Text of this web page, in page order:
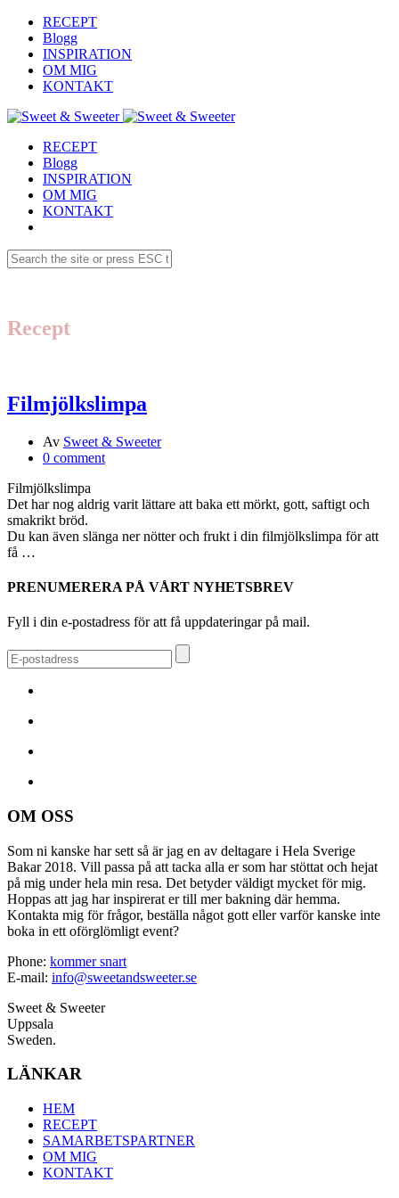
RECEPT
Blogg
INSPIRATION
OM MIG
KONTAKT
RECEPT
Blogg
INSPIRATION
OM MIG
KONTAKT
Recept
Filmjölkslimpa
Av Sweet & Sweeter
0 comment
Filmjölkslimpa
Det har nog aldrig varit lättare att baka ett mörkt, gott, saftigt och
smakrikt bröd.
Du kan även slänga ner nötter och frukt i din filmjölkslimpa för att
få …
PRENUMERERA PÅ VÅRT NYHETSBREV
Fyll i din e-postadress för att få uppdateringar på mail.
OM OSS
Som ni kanske har sett så är jag en av deltagare i Hela Sverige
Bakar 2018. Vill passa på att tacka alla er som har stöttat och hejat
på mig under hela min resa. Det betyder väldigt mycket för mig.
Hoppas att jag har inspirerat er till mer bakning där hemma.
Kontakta mig för frågor, beställa något gott eller varför kanske inte
boka in ett oförglömligt event?
Phone: kommer snart
E-mail: info@sweetandsweeter.se
Sweet & Sweeter
Uppsala
Sweden.
LÄNKAR
HEM
RECEPT
SAMARBETSPARTNER
OM MIG
KONTAKT